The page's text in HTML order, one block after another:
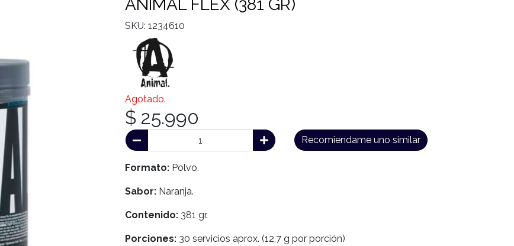
ANIMAL FLEX (381 GR)
SKU: 1234610
Agotado.
$ 25.990
Recomiendame uno similar
Formato: Polvo.
Sabor: Naranja.
Contenido: 381 gr.
Porciones: 30 servicios aprox. (12,7 g por porción)